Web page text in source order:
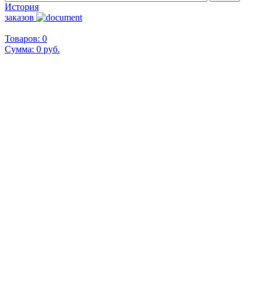
История
заказов
Товаров: 0
Сумма: 0 руб.